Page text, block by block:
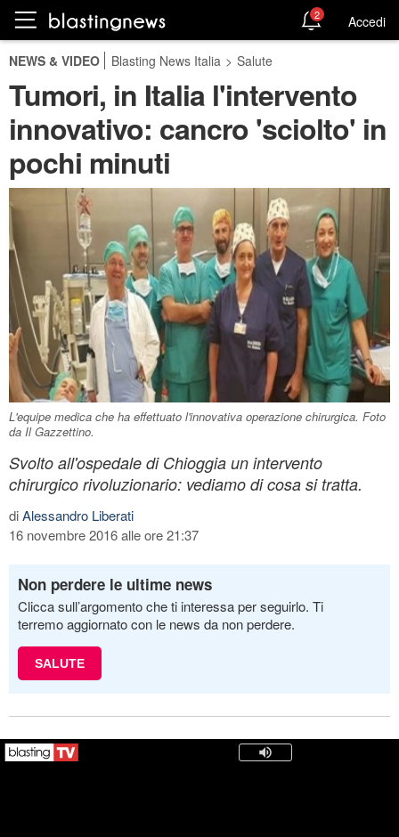
2 Accedi
NEWS & VIDEO Blasting News Italia > Salute
Tumori, in Italia l'intervento
innovativo: cancro 'sciolto' in
pochi minuti
L'equipe medica che ha effettuato l'innovativa operazione chirurgica. Foto
da Il Gazzettino.
Svolto all'ospedale di Chioggia un intervento
chirurgico rivoluzionario: vediamo di cosa si tratta.
diAlessandro Liberati
16 novembre 2016 alle ore 21:37
Non perdere le ultime news
Clicca sull’argomento che ti interessa per seguirlo. Ti
terremo aggiornato con le news da non perdere.
SALUTE